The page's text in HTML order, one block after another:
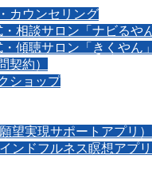
カウンセリング
相談サロン「ナビるや
傾聴サロン「きくやん」
契約）
ショップ
望実現サポートアプリ）
ンドフルネス瞑想アプリ